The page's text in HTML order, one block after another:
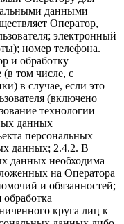
данными
Оператор,
электронный
номер телефона.
и обработку
том числе, с
в случае, если это
(включено
технологии
данных
персональных
данных; 2.4.2. В
данных необходима
на Оператора
и обязанностей;
обработка
круга лиц к